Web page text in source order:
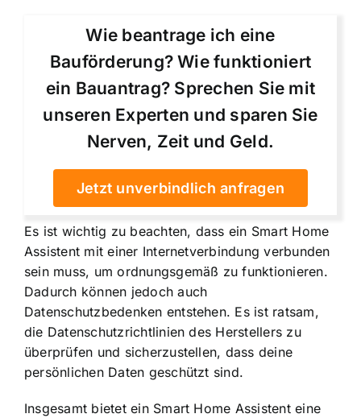
Wie beantrage ich eine
Bauförderung? Wie funktioniert
ein Bauantrag? Sprechen Sie mit
unseren Experten und sparen Sie
Nerven, Zeit und Geld.
Jetzt unverbindlich anfragen
Es ist wichtig zu beachten, dass ein Smart Home
Assistent mit einer Internetverbindung verbunden
sein muss, um ordnungsgemäß zu funktionieren.
Dadurch können jedoch auch
Datenschutzbedenken entstehen. Es ist ratsam,
die Datenschutzrichtlinien des Herstellers zu
überprüfen und sicherzustellen, dass deine
persönlichen Daten geschützt sind.
Insgesamt bietet ein Smart Home Assistent eine